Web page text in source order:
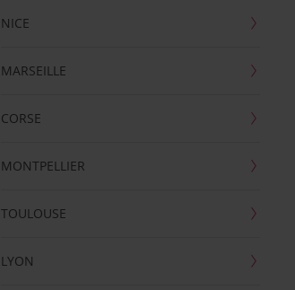
NICE
MARSEILLE
CORSE
MONTPELLIER
TOULOUSE
LYON